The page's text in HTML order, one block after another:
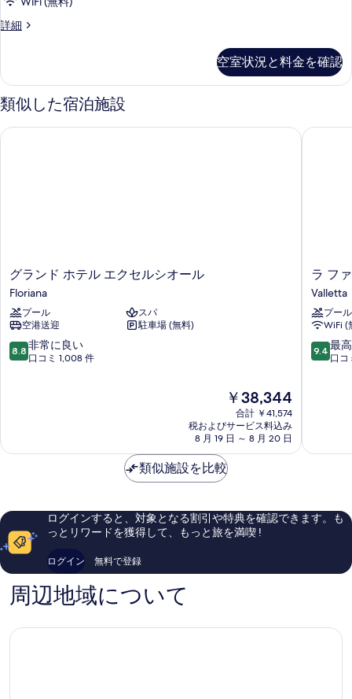
表
す
る
ル
の
す
べ
示
す
る
ツ
イ
ム
の
詳
ル
ブ
ル
ル
ー
写
真
を
表
示
詳細
プ
ン
シ
ャ
ダ
空室状況と料金を確認
類似した宿泊施設
グ
ラ
ン
ド
ホ
テ
ル
ー
グランド ホテル エクセルシオール
Floriana
プール
スパ
空港送迎
駐車場 (無料)
10
段
良
ミ
1,008
件
件
の
口
コ
8.8 非常に良い
口コミ 1,008 件
現
の
料
金
は
￥38,344
￥38,344
合計 ￥41,574
税およびサービス料込み
8 月 19 日 ～ 8 月 20 日
グランド ホテル エクセルシオール
ラ
フ
ァ
ル
コ
ネ
リ
ラ フ
Valletta
プール
WiFi (
10
段
素
い、
口
口
9.4 最
口コ
ラ ファ
類似施設を比較
ログインすると、対象となる割引や特典を確認できます。も
っとリワードを獲得して、もっと旅を満喫 !
ログイン 無料で登録
周辺地域について